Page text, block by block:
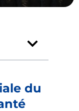
du